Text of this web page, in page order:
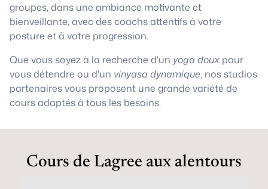
groupes, dans une ambiance motivante et
bienveillante, avec des coachs attentifs à votre
posture et à votre progression.
Que vous soyez à la recherche d'un yoga doux pour
vous détendre ou d'un vinyasa dynamique, nos studios
partenaires vous proposent une grande variété de
cours adaptés à tous les besoins.
Cours de Lagree aux alentours